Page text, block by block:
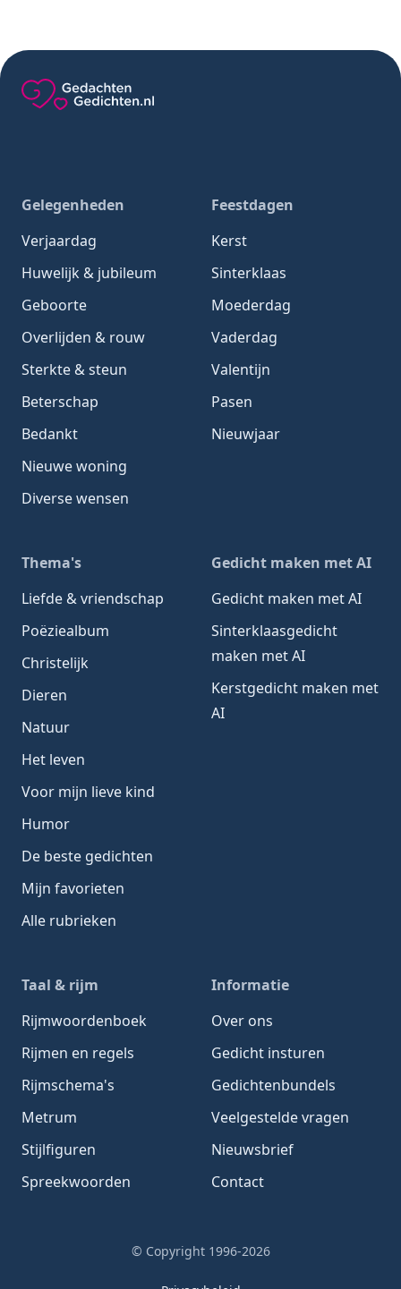
Gelegenheden
Verjaardag
Huwelijk & jubileum
Geboorte
Overlijden & rouw
Sterkte & steun
Beterschap
Bedankt
Nieuwe woning
Diverse wensen
Feestdagen
Kerst
Sinterklaas
Moederdag
Vaderdag
Valentijn
Pasen
Nieuwjaar
Thema's
Liefde & vriendschap
Poëziealbum
Christelijk
Dieren
Natuur
Het leven
Voor mijn lieve kind
Humor
De beste gedichten
Mijn favorieten
Alle rubrieken
Gedicht maken met AI
Gedicht maken met AI
Sinterklaasgedicht
maken met AI
Kerstgedicht maken met
AI
Taal & rijm
Rijmwoordenboek
Rijmen en regels
Rijmschema's
Metrum
Stijlfiguren
Spreekwoorden
Informatie
Over ons
Gedicht insturen
Gedichtenbundels
Veelgestelde vragen
Nieuwsbrief
Contact
© Copyright 1996-2026